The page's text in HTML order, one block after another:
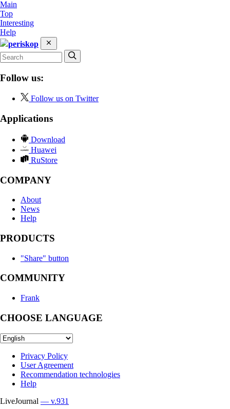
Main
Top
Interesting
Help
periskop
Follow us:
Follow us on Twitter
Applications
Download
Huawei
RuStore
COMPANY
About
News
Help
PRODUCTS
"Share" button
COMMUNITY
Frank
CHOOSE LANGUAGE
Privacy Policy
User Agreement
Recommendation technologies
Help
LiveJournal — v.931